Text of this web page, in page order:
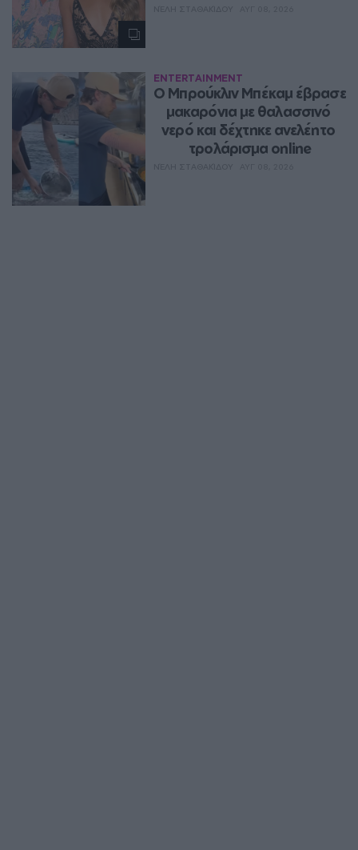
ENTERTAINMENT
Ο Μπρούκλιν Μπέκαμ έβρασε
μακαρόνια με θαλασσινό
νερό και δέχτηκε ανελέητο
τρολάρισμα online